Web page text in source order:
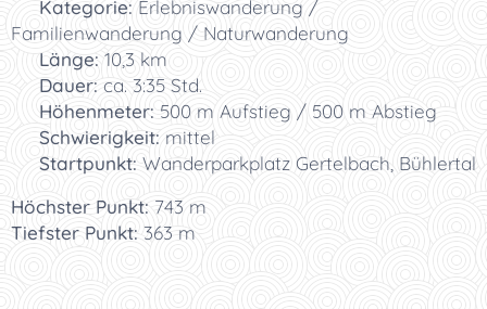
Kategorie: Erlebniswanderung /
Familienwanderung / Naturwanderung
Länge: 10,3 km
Dauer: ca. 3:35 Std.
Höhenmeter: 500 m Aufstieg / 500 m Abstieg
Schwierigkeit: mittel
Startpunkt: Wanderparkplatz Gertelbach, Bühlertal
Höchster Punkt: 743 m
Tiefster Punkt: 363 m